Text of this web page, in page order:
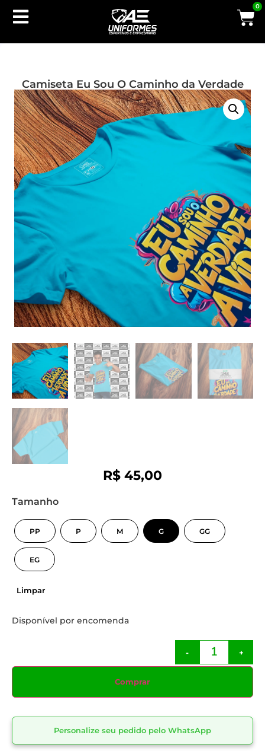
0
Camiseta Eu Sou O Caminho da Verdade
R$ 45,00
Tamanho
PP P M G GG
EG
Limpar
Disponível por encomenda
- +
Comprar
Personalize seu pedido pelo WhatsApp